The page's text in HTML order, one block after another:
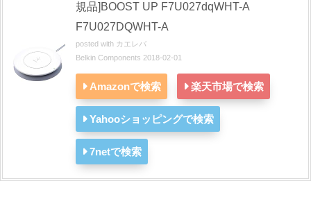
規品]BOOST UP F7U027dqWHT-A
F7U027DQWHT-A
posted with カエレバ
Belkin Components 2018-02-01
Amazonで検索 楽天市場で検索
Yahooショッピングで検索
7netで検索